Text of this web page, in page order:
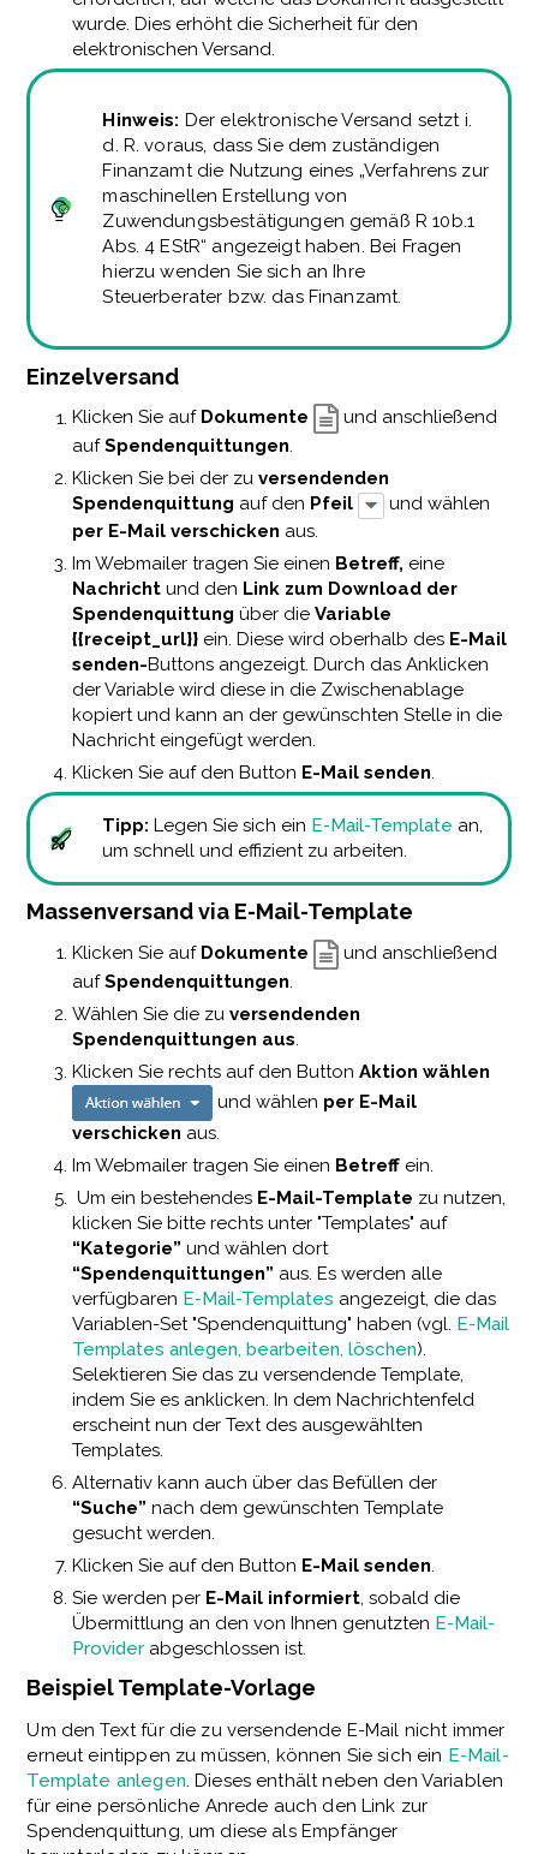
wurde. Dies erhöht die Sicherheit für den
elektronischen Versand.
Hinweis: Der elektronische Versand setzt i.
d. R. voraus, dass Sie dem zuständigen
Finanzamt die Nutzung eines „Verfahrens zur
maschinellen Erstellung von
Zuwendungsbestätigungen gemäß R 10b.1
Abs. 4 EStR“ angezeigt haben. Bei Fragen
hierzu wenden Sie sich an Ihre
Steuerberater bzw. das Finanzamt.
Einzelversand
Klicken Sie auf Dokumente
und anschließend
aufSpendenquittungen.
Klicken Sie bei der zu versendenden
Spendenquittung auf den Pfeil
und wählen
per E-Mail verschicken aus.
Im Webmailer tragen Sie einen Betreff, eine
Nachricht und den Link zum Download der
Spendenquittung über die Variable
{{receipt_url}}ein. Diese wird oberhalb des E-Mail
senden-Buttons angezeigt. Durch das Anklicken
der Variable wird diese in die Zwischenablage
kopiert und kann an der gewünschten Stelle in die
Nachricht eingefügt werden.
Klicken Sie auf den Button E-Mail senden
Tipp:Legen Sie sich ein E-Mail-Template an,
um schnell und effizient zu arbeiten.
Massenversand via E-Mail-Template
Klicken Sie auf Dokumente
und anschließend
aufSpendenquittungen.
Wählen Sie die zu versendenden
Spendenquittungen aus.
Klicken Sie rechts auf den Button Aktion wählen
und wählen per E-Mail
verschicken aus.
Im Webmailer tragen Sie einen Betreffein.
Um ein bestehendes E-Mail-Template zu nutzen,
klicken Sie bitte rechts unter "Templates" auf
“Kategorie” und wählen dort
“Spendenquittungen” aus. Es werden alle
verfügbaren E-Mail-Templates angezeigt, die das
Variablen-Set "Spendenquittung" haben (vgl. E-Mail
Templates anlegen, bearbeiten, löschen).
Selektieren Sie das zu versendende Template,
indem Sie es anklicken. In dem Nachrichtenfeld
erscheint nun der Text des ausgewählten
Templates.
Alternativ kann auch über das Befüllen der
“Suche” nach dem gewünschten Template
gesucht werden.
Klicken Sie auf den Button E-Mail senden.
Sie werden per E-Mail informiert, sobald die
Übermittlung an den von Ihnen genutzten E-Mail-
Providerabgeschlossen ist.
Beispiel Template-Vorlage
Um den Text für die zu versendende E-Mail nicht immer
erneut eintippen zu müssen, können Sie sich ein E-Mail-
Template anlegen. Dieses enthält neben den Variablen
für eine persönliche Anrede auch den Link zur
Spendenquittung, um diese als Empfänger